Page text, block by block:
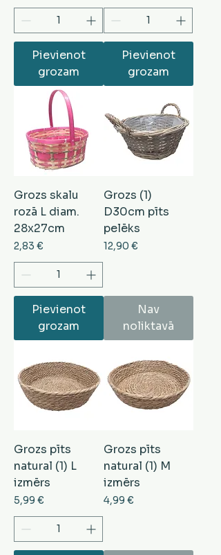
Pievienot
grozam
Pievienot
grozam
Grozs skalu
rozā L diam.
28x27cm
Cena
2,83 €
Pievienot
grozam
Grozs (1)
D30cm pīts
pelēks
Cena
12,90 €
Nav
noliktavā
Grozs pīts
natural (1) L
izmērs
Cena
5,99 €
Grozs pīts
natural (1) M
izmērs
Cena
4,99 €